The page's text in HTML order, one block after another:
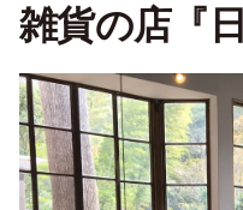
雑貨の店『日